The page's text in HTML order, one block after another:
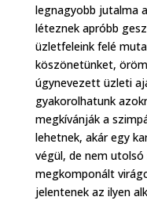
legnagyobb jutalma
léteznek apróbb
üzletfeleink felé
köszönetünket,
úgynevezett üzleti
gyakorolhatunk
megkívánják a
lehetnek, akár egy
végül, de nem
megkomponált
jelentenek az ilyen